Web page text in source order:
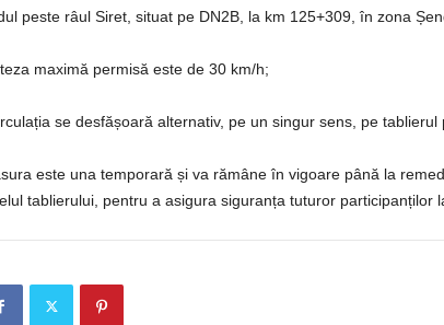
peste râul Siret, situat pe DN2B, la km 125+309, în zona
maximă permisă este de 30 km/h;
se desfășoară alternativ, pe un singur sens, pe tablierul
este una temporară și va rămâne în vigoare până la
tablierului, pentru a asigura siguranța tuturor participanților